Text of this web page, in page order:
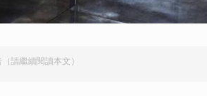
（請繼續閱讀本文）